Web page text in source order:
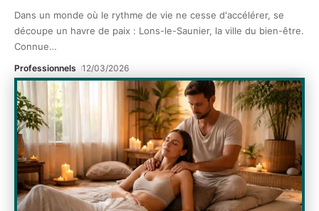
Dans un monde où le rythme de vie ne cesse d'accélérer, se
découpe un havre de paix : Lons-le-Saunier, la ville du bien-être.
Connue…
Professionnels 12/03/2026